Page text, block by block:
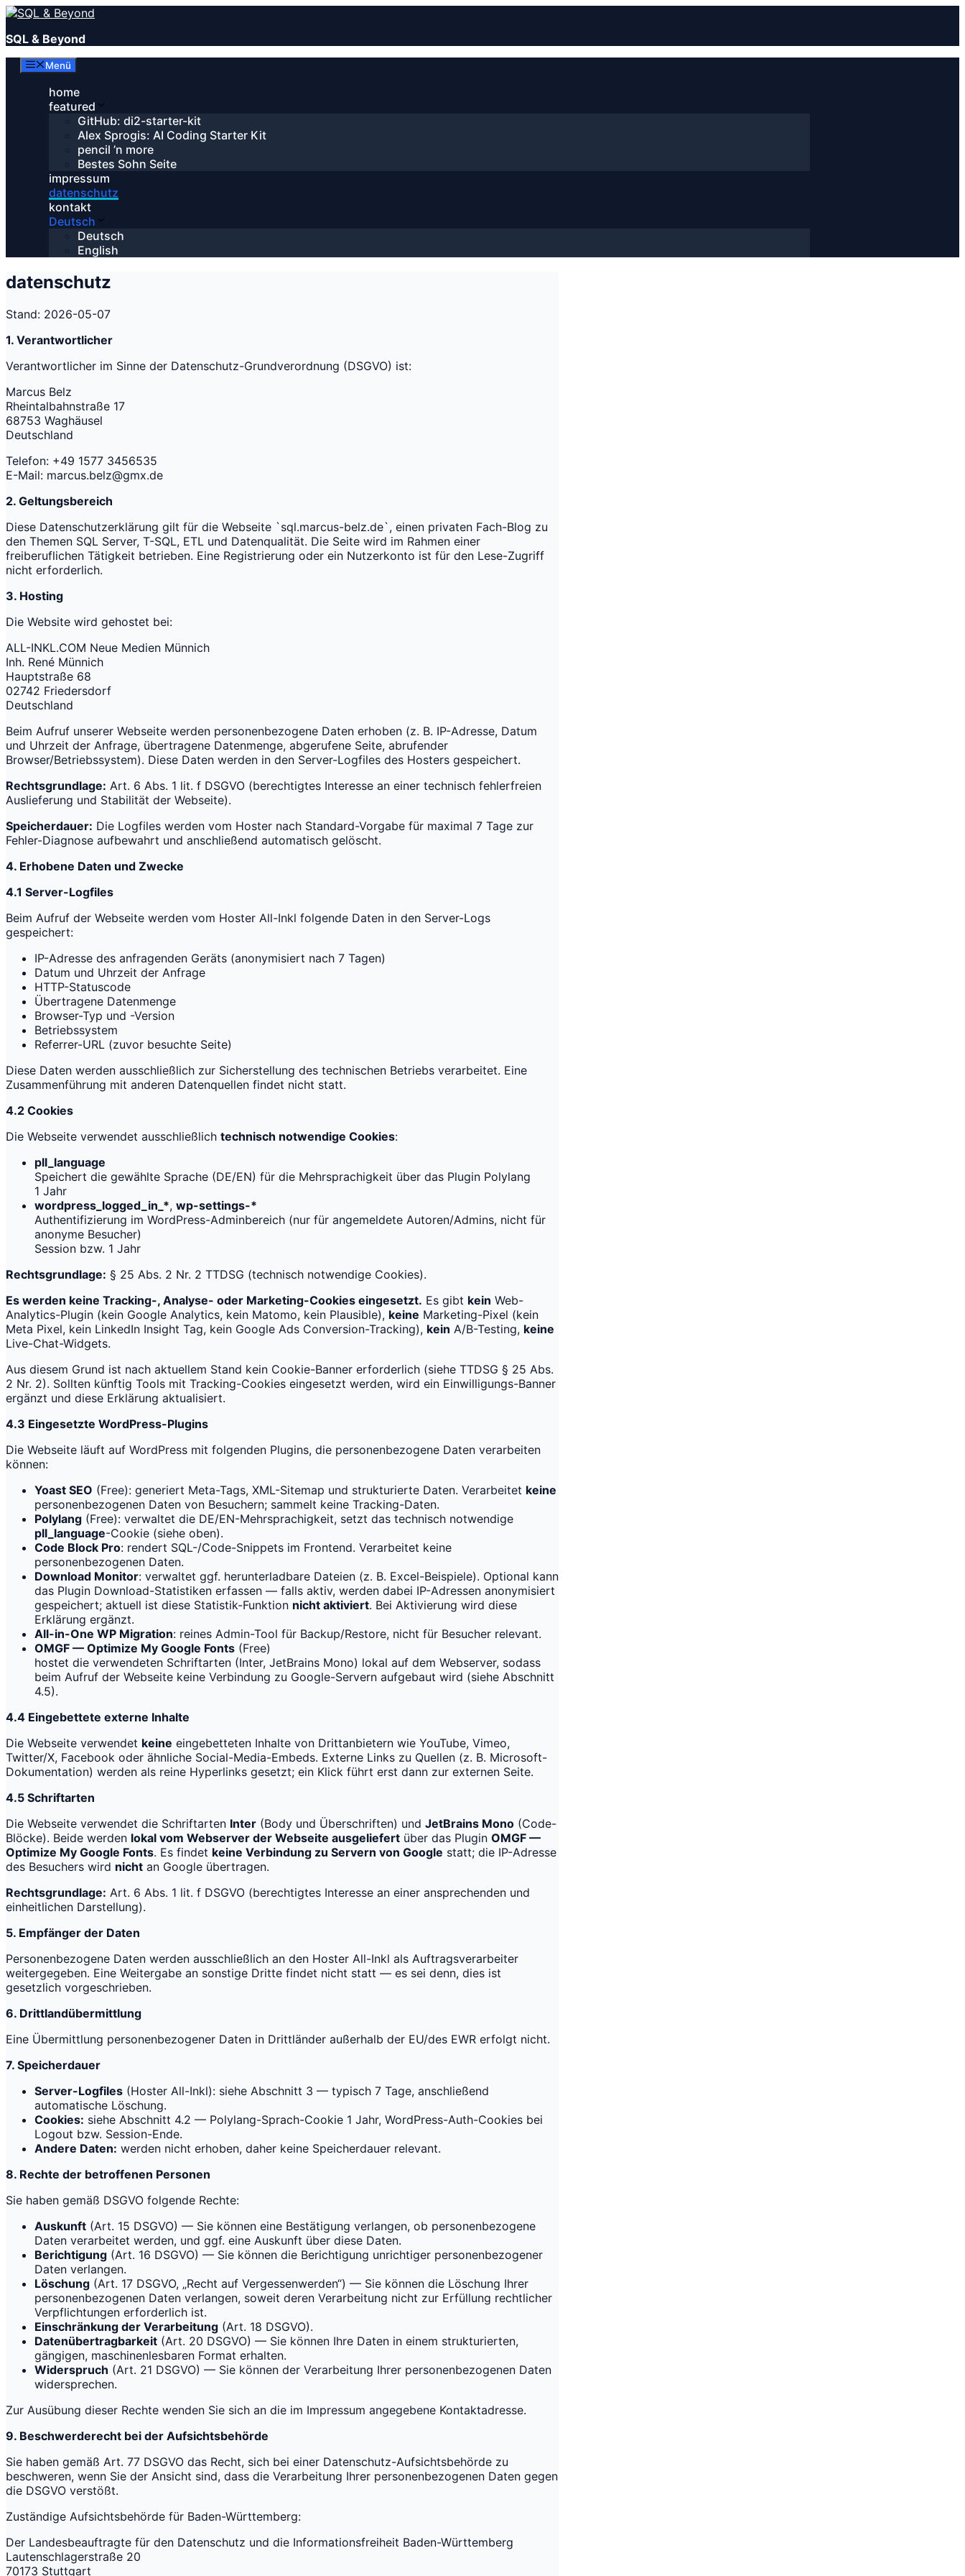
Zum
springen
SQL & Beyond
Menü
home
featured
GitHub: di2-starter-kit
Alex Sprogis: AI Coding Starter Kit
pencil ’n more
Bestes Sohn Seite
impressum
datenschutz
kontakt
Deutsch
Deutsch
English
datenschutz
Stand: 2026-05-07
1. Verantwortlicher
Verantwortlicher im Sinne der Datenschutz-Grundverordnung (DSGVO) ist:
Marcus Belz
Rheintalbahnstraße 17
68753 Waghäusel
Deutschland
Telefon: +49 1577 3456535
E-Mail: marcus.belz@gmx.de
2. Geltungsbereich
Diese Datenschutzerklärung gilt für die Webseite `sql.marcus-belz.de`, einen privaten Fach-Blog zu
den Themen SQL Server, T-SQL, ETL und Datenqualität. Die Seite wird im Rahmen einer
freiberuflichen Tätigkeit betrieben. Eine Registrierung oder ein Nutzerkonto ist für den Lese-Zugriff
nicht erforderlich.
3. Hosting
Die Website wird gehostet bei:
ALL-INKL.COM Neue Medien Münnich
Inh. René Münnich
Hauptstraße 68
02742 Friedersdorf
Deutschland
Beim Aufruf unserer Webseite werden personenbezogene Daten erhoben (z. B. IP-Adresse, Datum
und Uhrzeit der Anfrage, übertragene Datenmenge, abgerufene Seite, abrufender
Browser/Betriebssystem). Diese Daten werden in den Server-Logfiles des Hosters gespeichert.
Rechtsgrundlage: Art. 6 Abs. 1 lit. f DSGVO (berechtigtes Interesse an einer technisch fehlerfreien
Auslieferung und Stabilität der Webseite).
Speicherdauer: Die Logfiles werden vom Hoster nach Standard-Vorgabe für maximal 7 Tage zur
Fehler-Diagnose aufbewahrt und anschließend automatisch gelöscht.
4. Erhobene Daten und Zwecke
4.1 Server-Logfiles
Beim Aufruf der Webseite werden vom Hoster All-Inkl folgende Daten in den Server-Logs
gespeichert:
IP-Adresse des anfragenden Geräts (anonymisiert nach 7 Tagen)
Datum und Uhrzeit der Anfrage
HTTP-Statuscode
Übertragene Datenmenge
Browser-Typ und -Version
Betriebssystem
Referrer-URL (zuvor besuchte Seite)
Diese Daten werden ausschließlich zur Sicherstellung des technischen Betriebs verarbeitet. Eine
Zusammenführung mit anderen Datenquellen findet nicht statt.
4.2 Cookies
Die Webseite verwendet ausschließlich technisch notwendige Cookies:
pll_language
Speichert die gewählte Sprache (DE/EN) für die Mehrsprachigkeit über das Plugin Polylang
1 Jahr
wordpress_logged_in_*, wp-settings-*
Authentifizierung im WordPress-Adminbereich (nur für angemeldete Autoren/Admins, nicht für
anonyme Besucher)
Session bzw. 1 Jahr
Rechtsgrundlage: § 25 Abs. 2 Nr. 2 TTDSG (technisch notwendige Cookies).
Es werden keine Tracking-, Analyse- oder Marketing-Cookies eingesetzt. Es gibt kein Web-
Analytics-Plugin (kein Google Analytics, kein Matomo, kein Plausible), keine Marketing-Pixel (kein
Meta Pixel, kein LinkedIn Insight Tag, kein Google Ads Conversion-Tracking), kein A/B-Testing, keine
Live-Chat-Widgets.
Aus diesem Grund ist nach aktuellem Stand kein Cookie-Banner erforderlich (siehe TTDSG § 25 Abs.
2 Nr. 2). Sollten künftig Tools mit Tracking-Cookies eingesetzt werden, wird ein Einwilligungs-Banner
ergänzt und diese Erklärung aktualisiert.
4.3 Eingesetzte WordPress-Plugins
Die Webseite läuft auf WordPress mit folgenden Plugins, die personenbezogene Daten verarbeiten
können:
Yoast SEO (Free): generiert Meta-Tags, XML-Sitemap und strukturierte Daten. Verarbeitet keine
personenbezogenen Daten von Besuchern; sammelt keine Tracking-Daten.
Polylang (Free): verwaltet die DE/EN-Mehrsprachigkeit, setzt das technisch notwendige
pll_language-Cookie (siehe oben).
Code Block Pro: rendert SQL-/Code-Snippets im Frontend. Verarbeitet keine
personenbezogenen Daten.
Download Monitor: verwaltet ggf. herunterladbare Dateien (z. B. Excel-Beispiele). Optional kann
das Plugin Download-Statistiken erfassen — falls aktiv, werden dabei IP-Adressen anonymisiert
gespeichert; aktuell ist diese Statistik-Funktion nicht aktiviert. Bei Aktivierung wird diese
Erklärung ergänzt.
All-in-One WP Migration: reines Admin-Tool für Backup/Restore, nicht für Besucher relevant.
OMGF — Optimize My Google Fonts (Free)
hostet die verwendeten Schriftarten (Inter, JetBrains Mono) lokal auf dem Webserver, sodass
beim Aufruf der Webseite keine Verbindung zu Google-Servern aufgebaut wird (siehe Abschnitt
4.5).
4.4 Eingebettete externe Inhalte
Die Webseite verwendet keine eingebetteten Inhalte von Drittanbietern wie YouTube, Vimeo,
Twitter/X, Facebook oder ähnliche Social-Media-Embeds. Externe Links zu Quellen (z. B. Microsoft-
Dokumentation) werden als reine Hyperlinks gesetzt; ein Klick führt erst dann zur externen Seite.
4.5 Schriftarten
Die Webseite verwendet die Schriftarten Inter (Body und Überschriften) und JetBrains Mono (Code-
Blöcke). Beide werden lokal vom Webserver der Webseite ausgeliefert über das Plugin OMGF —
Optimize My Google Fonts. Es findet keine Verbindung zu Servern von Google statt; die IP-Adresse
des Besuchers wird nicht an Google übertragen.
Rechtsgrundlage: Art. 6 Abs. 1 lit. f DSGVO (berechtigtes Interesse an einer ansprechenden und
einheitlichen Darstellung).
5. Empfänger der Daten
Personenbezogene Daten werden ausschließlich an den Hoster All-Inkl als Auftragsverarbeiter
weitergegeben. Eine Weitergabe an sonstige Dritte findet nicht statt — es sei denn, dies ist
gesetzlich vorgeschrieben.
6. Drittlandübermittlung
Eine Übermittlung personenbezogener Daten in Drittländer außerhalb der EU/des EWR erfolgt nicht.
7. Speicherdauer
Server-Logfiles (Hoster All-Inkl): siehe Abschnitt 3 — typisch 7 Tage, anschließend
automatische Löschung.
Cookies: siehe Abschnitt 4.2 — Polylang-Sprach-Cookie 1 Jahr, WordPress-Auth-Cookies bei
Logout bzw. Session-Ende.
Andere Daten: werden nicht erhoben, daher keine Speicherdauer relevant.
8. Rechte der betroffenen Personen
Sie haben gemäß DSGVO folgende Rechte:
Auskunft (Art. 15 DSGVO) — Sie können eine Bestätigung verlangen, ob personenbezogene
Daten verarbeitet werden, und ggf. eine Auskunft über diese Daten.
Berichtigung (Art. 16 DSGVO) — Sie können die Berichtigung unrichtiger personenbezogener
Daten verlangen.
Löschung (Art. 17 DSGVO, „Recht auf Vergessenwerden“) — Sie können die Löschung Ihrer
personenbezogenen Daten verlangen, soweit deren Verarbeitung nicht zur Erfüllung rechtlicher
Verpflichtungen erforderlich ist.
Einschränkung der Verarbeitung (Art. 18 DSGVO).
Datenübertragbarkeit (Art. 20 DSGVO) — Sie können Ihre Daten in einem strukturierten,
gängigen, maschinenlesbaren Format erhalten.
Widerspruch (Art. 21 DSGVO) — Sie können der Verarbeitung Ihrer personenbezogenen Daten
widersprechen.
Zur Ausübung dieser Rechte wenden Sie sich an die im Impressum angegebene Kontaktadresse.
9. Beschwerderecht bei der Aufsichtsbehörde
Sie haben gemäß Art. 77 DSGVO das Recht, sich bei einer Datenschutz-Aufsichtsbehörde zu
beschweren, wenn Sie der Ansicht sind, dass die Verarbeitung Ihrer personenbezogenen Daten gegen
die DSGVO verstößt.
Zuständige Aufsichtsbehörde für Baden-Württemberg:
Der Landesbeauftragte für den Datenschutz und die Informationsfreiheit Baden-Württemberg
Lautenschlagerstraße 20
70173 Stuttgart